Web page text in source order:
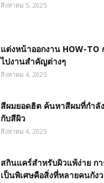
สิงหาคม 5, 2025
แต่งหน้าออกงาน HOW-TO
ไปงานสำคัญต่างๆ
สิงหาคม 4, 2025
สีผมยอดฮิต ค้นหาสีผมที่กำลั
กับสีผิว
สิงหาคม 4, 2025
สกินแคร์สำหรับผิวแพ้ง่าย ก
เป็นพิเศษคือสิ่งที่หลายคนกัง